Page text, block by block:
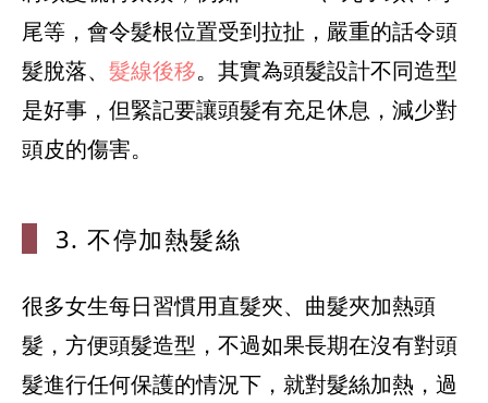
尾等，會令髮根位置受到拉扯，嚴重的話令頭
髮脫落、 髮線後移。其實為頭髮設計不同造型
是好事，但緊記要讓頭髮有充足休息，減少對
頭皮的傷害。
3. 不停加熱髮絲
很多女生每日習慣用直髮夾、曲髮夾加熱頭
髮，方便頭髮造型，不過如果長期在沒有對頭
髮進行任何保護的情況下，就對髮絲加熱，過